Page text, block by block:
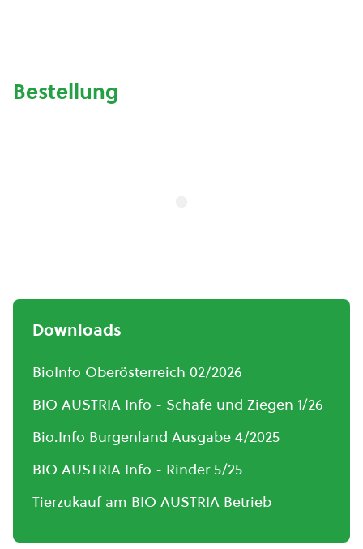
Bestellung
Downloads
BioInfo Oberösterreich 02/2026
BIO AUSTRIA Info - Schafe und Ziegen 1/26
Bio.Info Burgenland Ausgabe 4/2025
BIO AUSTRIA Info - Rinder 5/25
Tierzukauf am BIO AUSTRIA Betrieb